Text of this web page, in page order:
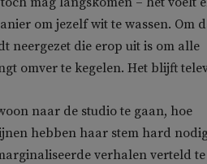
om jezelf wit te wassen. Om
neergezet die erop uit is om alle
omver te kegelen. Het blijft
naar de studio te gaan, hoe
hebben haar stem hard
verhalen verteld te